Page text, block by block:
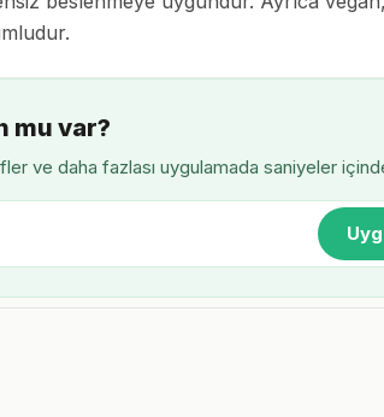
mu var?
ve daha fazlası uygulamada saniyeler